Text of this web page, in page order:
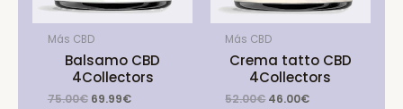
Más CBD
Balsamo CBD
4Collectors
75.00€ Original
69.99€Current
Más CBD
Crema tatto CBD
4Collectors
52.00€ Original
46.00€Current